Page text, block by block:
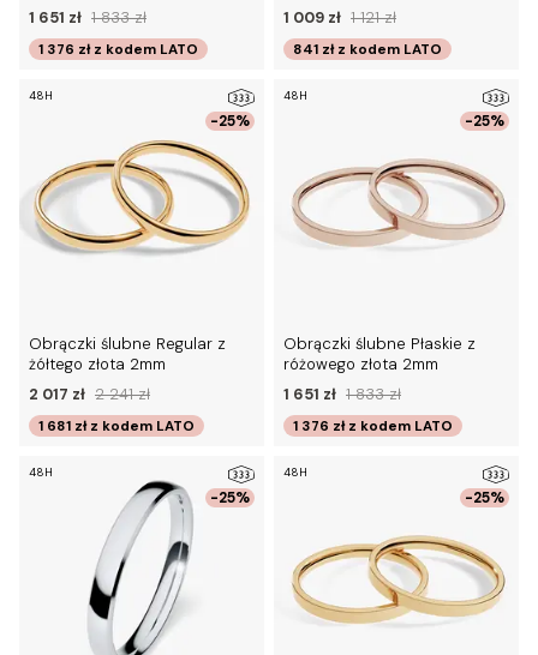
1 651 zł 1 833 zł
1 376 zł z kodem LATO
1 009 zł 1 121 zł
841 zł z kodem LATO
-25%
48H
Obrączki ślubne Regular z
żółtego złota 2mm
2 017 zł 2 241 zł
1 681 zł z kodem LATO
-25%
48H
Obrączki ślubne Płaskie z
różowego złota 2mm
1 651 zł 1 833 zł
1 376 zł z kodem LATO
-25%
48H
-25%
48H